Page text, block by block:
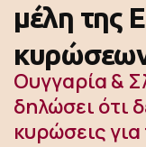
μέλη της
Ουγγαρία &
δηλώσει ότι
κυρώσεις